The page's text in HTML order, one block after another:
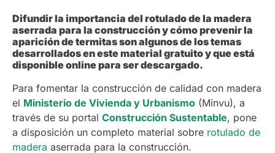
Difundir la importancia del rotulado de la madera
aserrada para la construcción y cómo prevenir la
aparición de termitas son algunos de los temas
desarrollados en este material gratuito y que está
disponible online para ser descargado.
Para fomentar la construcción de calidad con madera
el Ministerio de Vivienda y Urbanismo (Minvu), a
través de su portal Construcción Sustentable, pone
a disposición un completo material sobre rotulado de
madera aserrada para la construcción.